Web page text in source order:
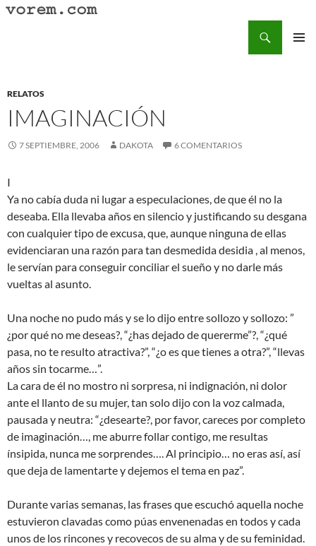
Saltar
RELATOS
IMAGINACIÓN
7 SEPTIEMBRE, 2006 DAKOTA 6 COMENTARIOS
I
Ya no cabía duda ni lugar a especulaciones, de que él no la
deseaba. Ella llevaba años en silencio y justificando su desgana
con cualquier tipo de excusa, que, aunque ninguna de ellas
evidenciaran una razón para tan desmedida desidia , al menos,
le servían para conseguir conciliar el sueño y no darle más
vueltas al asunto.
Una noche no pudo más y se lo dijo entre sollozo y sollozo: ”
¿por qué no me deseas?, “¿has dejado de quererme”?, “¿qué
pasa, no te resulto atractiva?”, “¿o es que tienes a otra?”, “llevas
años sin tocarme…”.
La cara de él no mostro ni sorpresa, ni indignación, ni dolor
ante el llanto de su mujer, tan solo dijo con la voz calmada,
pausada y neutra: “¿desearte?, por favor, careces por completo
de imaginación…, me aburre follar contigo, me resultas
ínsipida, nunca me sorprendes…. Al principio… no eras así, así
que deja de lamentarte y dejemos el tema en paz”.
Durante varias semanas, las frases que escuchó aquella noche
estuvieron clavadas como púas envenenadas en todos y cada
unos de los rincones y recovecos de su alma y de su feminidad.